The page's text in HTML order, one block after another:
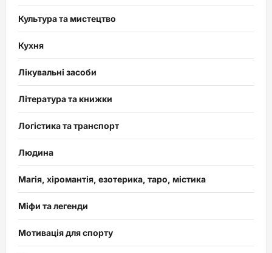
Культура та мистецтво
Кухня
Лікувальні засоби
Література та книжки
Логістика та транспорт
Людина
Магія, хіромантія, езотерика, таро, містика
Міфи та легенди
Мотивація для спорту